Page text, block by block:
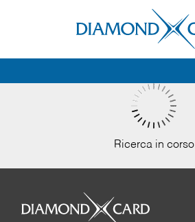
Ricerca in corso